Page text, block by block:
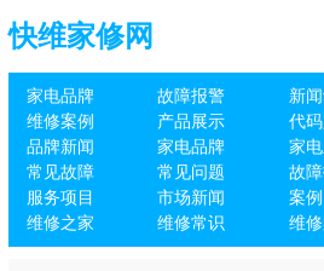
快维家修网
家电品牌 故障报警 新
维修案例
产品展示 代
品牌新闻
家电品牌 家
常见故障
常见问题 故
服务项目
市场新闻 案
维修之家
维修常识 维